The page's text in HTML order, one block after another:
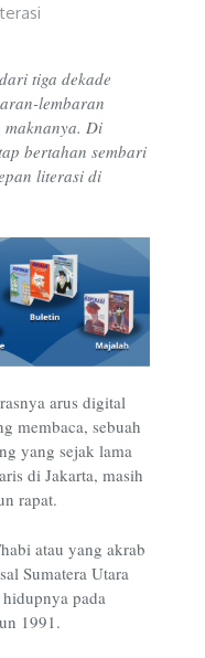
tiga dekade
lembaran
maknanya. Di
bertahan sembari
literasi di
arus digital
membaca, sebuah
yang sejak lama
di Jakarta, masih
rapat.
atau yang akrab
Sumatera Utara
pada
1991.